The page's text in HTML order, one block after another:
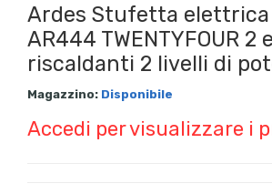
Ardes Stufetta elettrica
AR444 TWENTYFOUR 2
riscaldanti 2 livelli di
Magazzino: Disponibile
Accedi per visualizzare i